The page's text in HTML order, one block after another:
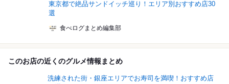
東京都で絶品サンドイッチ巡り！エリア別おすすめ店30
選
食べログまとめ編集部
このお店の近くのグルメ情報まとめ
洗練された街・銀座エリアでお寿司を満喫！おすすめ店